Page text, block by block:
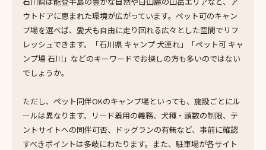
ウトドアに恵まれた環境が広がっています。ペット可のキャン
プ場を選べば、愛犬も自由に走り回れる広々とした空間でリフ
レッシュできます。「石川県 キャンプ 犬連れ」「ペット可 キャ
ンプ場 石川」などのキーワードでお探しの方も多いのではない
でしょうか。
ただし、ペット同伴OKのキャンプ場といっても、施設ごとにル
ールは異なります。リード着用の義務、犬種・頭数の制限、テ
ントサイトへの同伴可否、ドッグランの有無など、事前に確認
すべきポイントは多岐にわたります。また、駐車場が各サイト